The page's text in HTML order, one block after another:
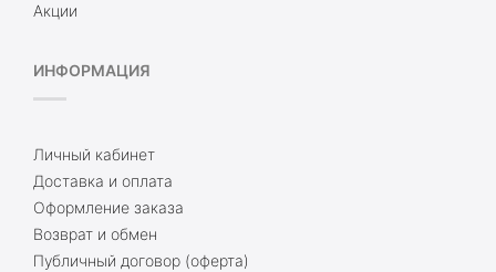
Акции
ИНФОРМАЦИЯ
Личный кабинет
Доставка и оплата
Оформление заказа
Возврат и обмен
Публичный договор (оферта)